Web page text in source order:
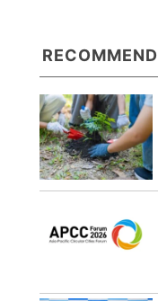
RECOMMEND